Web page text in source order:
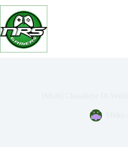
Salta
contenuto